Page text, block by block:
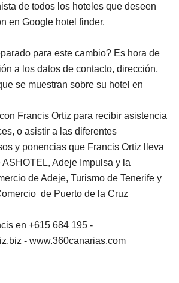
de todos los hoteles que deseen
en Google hotel finder.
para este cambio? Es hora de
a los datos de contacto, dirección,
se muestran sobre su hotel en
Francis Ortiz para recibir asistencia
o asistir a las diferentes
y ponencias que Francis Ortiz lleva
Adeje Impulsa y la
de Adeje, Turismo de Tenerife y
de Puerto de la Cruz
en +615 684 195 -
- www.360canarias.com